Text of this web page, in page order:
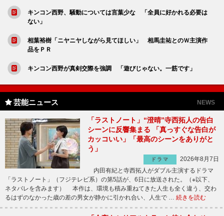
キンコン西野、騒動については言葉少な 「全員に好かれる必要は
ない」
相葉裕樹「ニヤニヤしながら見てほしい」 相馬圭祐とのＷ主演作
品をＰＲ
キンコン西野が真剣交際を強調 「遊びじゃない。一筋です」
芸能ニュース NEWS
「ラストノート」“澄晴”寺西拓人の告白
シーンに反響集まる 「真っすぐな告白が
カッコいい」「最高のシーンをありがと
う」
ドラマ
2026年8月7日
内田有紀と寺西拓人がダブル主演するドラマ
「ラストノート」（フジテレビ系）の第5話が、6日に放送された。（※以下、
ネタバレを含みます） 本作は、環境も積み重ねてきた人生も全く違う、交わ
るはずのなかった歳の差の男女が静かに引かれ合い、人生で … 続きを読む